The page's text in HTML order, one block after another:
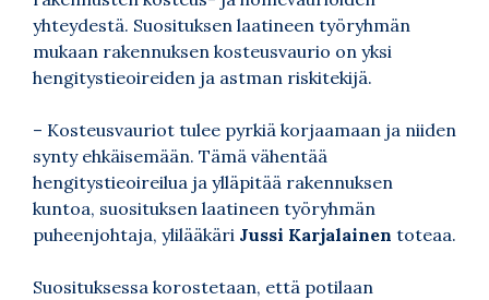
yhteydestä. Suosituksen laatineen työryhmän
mukaan rakennuksen kosteusvaurio on yksi
hengitystieoireiden ja astman riskitekijä.
– Kosteusvauriot tulee pyrkiä korjaamaan ja niiden
synty ehkäisemään. Tämä vähentää
hengitystieoireilua ja ylläpitää rakennuksen
kuntoa, suosituksen laatineen työryhmän
puheenjohtaja, ylilääkäri Jussi Karjalainen toteaa.
Suosituksessa korostetaan, että potilaan